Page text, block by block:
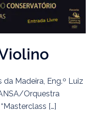
Madeira, Eng.º Luiz
Orquestra
[…]